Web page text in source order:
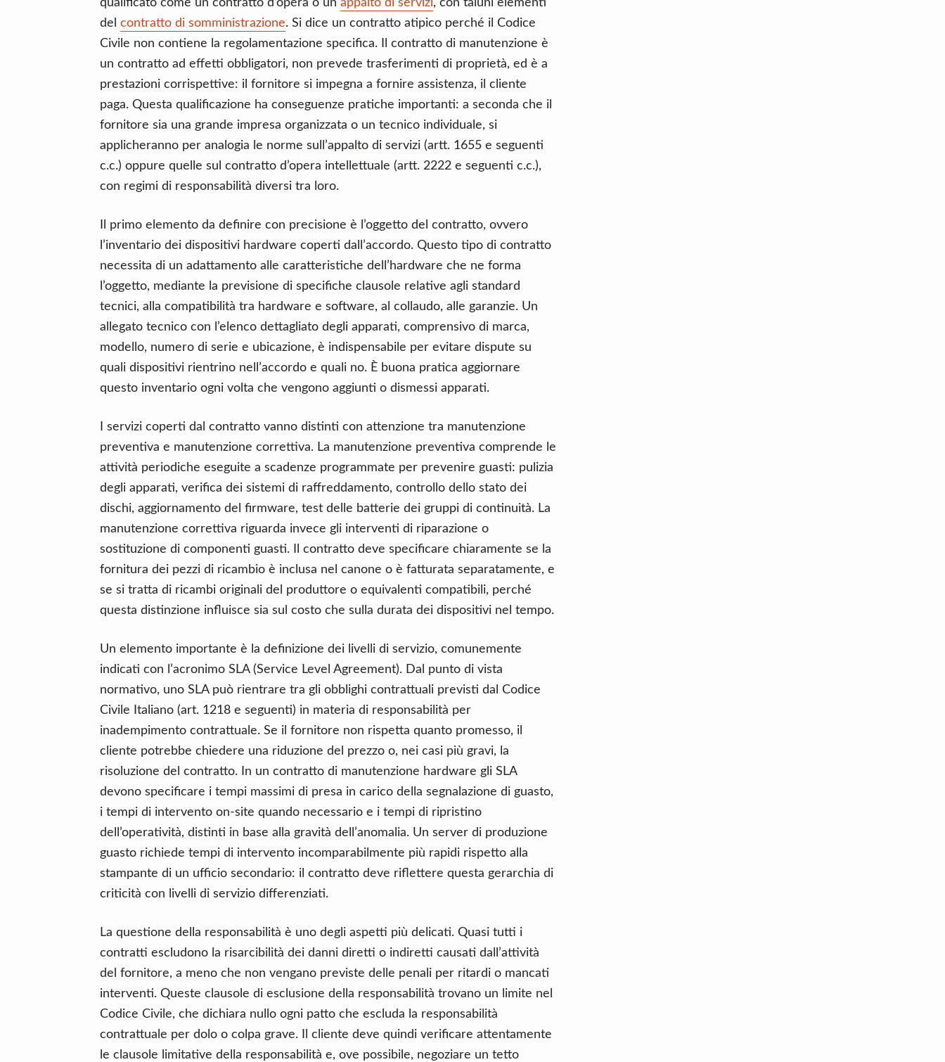
qualificato come un contratto d’opera o un appalto di servizi, con taluni elementi
del contratto di somministrazione. Si dice un contratto atipico perché il Codice
Civile non contiene la regolamentazione specifica. Il contratto di manutenzione è
un contratto ad effetti obbligatori, non prevede trasferimenti di proprietà, ed è a
prestazioni corrispettive: il fornitore si impegna a fornire assistenza, il cliente
paga. Questa qualificazione ha conseguenze pratiche importanti: a seconda che il
fornitore sia una grande impresa organizzata o un tecnico individuale, si
applicheranno per analogia le norme sull’appalto di servizi (artt. 1655 e seguenti
c.c.) oppure quelle sul contratto d’opera intellettuale (artt. 2222 e seguenti c.c.),
con regimi di responsabilità diversi tra loro.
Il primo elemento da definire con precisione è l’oggetto del contratto, ovvero
l’inventario dei dispositivi hardware coperti dall’accordo. Questo tipo di contratto
necessita di un adattamento alle caratteristiche dell’hardware che ne forma
l’oggetto, mediante la previsione di specifiche clausole relative agli standard
tecnici, alla compatibilità tra hardware e software, al collaudo, alle garanzie. Un
allegato tecnico con l’elenco dettagliato degli apparati, comprensivo di marca,
modello, numero di serie e ubicazione, è indispensabile per evitare dispute su
quali dispositivi rientrino nell’accordo e quali no. È buona pratica aggiornare
questo inventario ogni volta che vengono aggiunti o dismessi apparati.
I servizi coperti dal contratto vanno distinti con attenzione tra manutenzione
preventiva e manutenzione correttiva. La manutenzione preventiva comprende le
attività periodiche eseguite a scadenze programmate per prevenire guasti: pulizia
degli apparati, verifica dei sistemi di raffreddamento, controllo dello stato dei
dischi, aggiornamento del firmware, test delle batterie dei gruppi di continuità. La
manutenzione correttiva riguarda invece gli interventi di riparazione o
sostituzione di componenti guasti. Il contratto deve specificare chiaramente se la
fornitura dei pezzi di ricambio è inclusa nel canone o è fatturata separatamente, e
se si tratta di ricambi originali del produttore o equivalenti compatibili, perché
questa distinzione influisce sia sul costo che sulla durata dei dispositivi nel tempo.
Un elemento importante è la definizione dei livelli di servizio, comunemente
indicati con l’acronimo SLA (Service Level Agreement). Dal punto di vista
normativo, uno SLA può rientrare tra gli obblighi contrattuali previsti dal Codice
Civile Italiano (art. 1218 e seguenti) in materia di responsabilità per
inadempimento contrattuale. Se il fornitore non rispetta quanto promesso, il
cliente potrebbe chiedere una riduzione del prezzo o, nei casi più gravi, la
risoluzione del contratto. In un contratto di manutenzione hardware gli SLA
devono specificare i tempi massimi di presa in carico della segnalazione di guasto,
i tempi di intervento on-site quando necessario e i tempi di ripristino
dell’operatività, distinti in base alla gravità dell’anomalia. Un server di produzione
guasto richiede tempi di intervento incomparabilmente più rapidi rispetto alla
stampante di un ufficio secondario: il contratto deve riflettere questa gerarchia di
criticità con livelli di servizio differenziati.
La questione della responsabilità è uno degli aspetti più delicati. Quasi tutti i
contratti escludono la risarcibilità dei danni diretti o indiretti causati dall’attività
del fornitore, a meno che non vengano previste delle penali per ritardi o mancati
interventi. Queste clausole di esclusione della responsabilità trovano un limite nel
Codice Civile, che dichiara nullo ogni patto che escluda la responsabilità
contrattuale per dolo o colpa grave. Il cliente deve quindi verificare attentamente
le clausole limitative della responsabilità e, ove possibile, negoziare un tetto